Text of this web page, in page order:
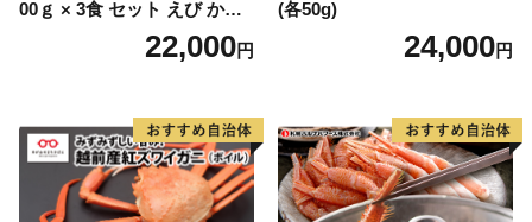
00ｇ × 3食 セット えび かに
海のめぐみ 老舗 急速冷凍 レ
ンチン 時短 簡単調理 食品 加
せグルメ 愛知県 小牧市 送料
無料
22,000円
(各50g)
24,000円